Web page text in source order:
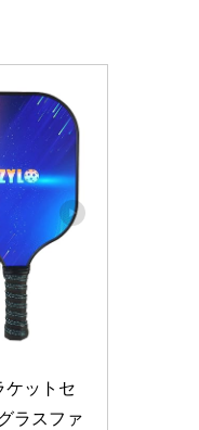
ケットセ
ラスファ